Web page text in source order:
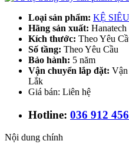
Loại sản phẩm: KỆ
Hãng sản xuất: Hanatech
Kích thước: Theo Yêu
Số tầng: Theo Yêu Cầu
Bảo hành: 5 năm
Vận chuyển lắp đặt:
Lắk
Giá bán: Liên hệ
Hotline: 036 912
Nội dung chính